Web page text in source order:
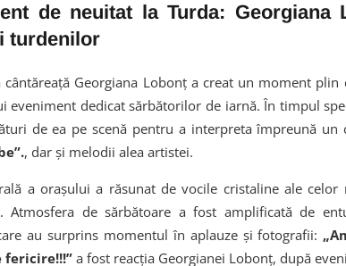
de neuitat la Turda:
turdenilor
cântăreață Georgiana Lobonț a creat un moment
eveniment dedicat sărbătorilor de iarnă. În timpul
de ea pe scenă pentru a interpreta împreună un
, dar și melodii alea artistei.
a orașului a răsunat de vocile cristaline ale
Atmosfera de sărbătoare a fost amplificată de
au surprins momentul în aplauze și fotografii:
fericire!!!” a fost reacția Georgianei Lobonț, după